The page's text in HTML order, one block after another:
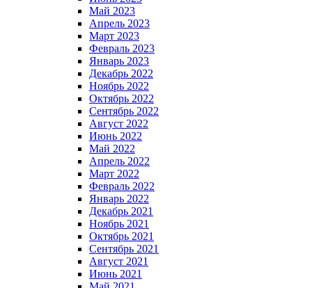
Май 2023
Апрель 2023
Март 2023
Февраль 2023
Январь 2023
Декабрь 2022
Ноябрь 2022
Октябрь 2022
Сентябрь 2022
Август 2022
Июнь 2022
Май 2022
Апрель 2022
Март 2022
Февраль 2022
Январь 2022
Декабрь 2021
Ноябрь 2021
Октябрь 2021
Сентябрь 2021
Август 2021
Июнь 2021